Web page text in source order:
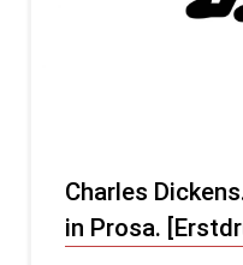
Charles
in Prosa.